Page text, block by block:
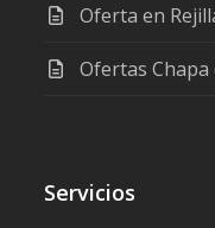
Oferta en
Ofertas
Servicios